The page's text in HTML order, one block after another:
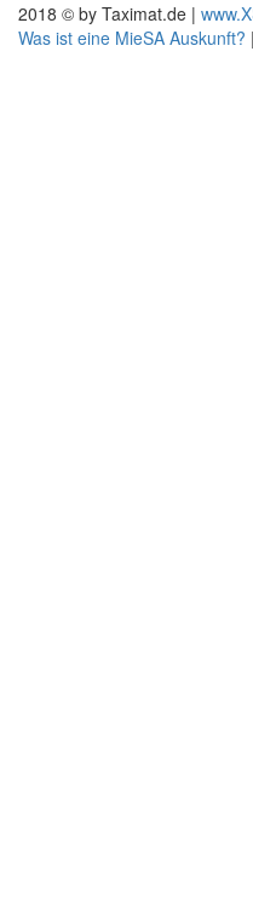
2018 © by Taximat.de |
Was ist eine MieSA Auskunft? |